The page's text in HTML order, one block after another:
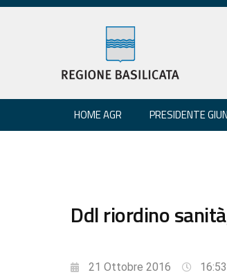
HOME AGR PRESIDENTE
Ddl riordino
21 Ottobre 2016 16:53